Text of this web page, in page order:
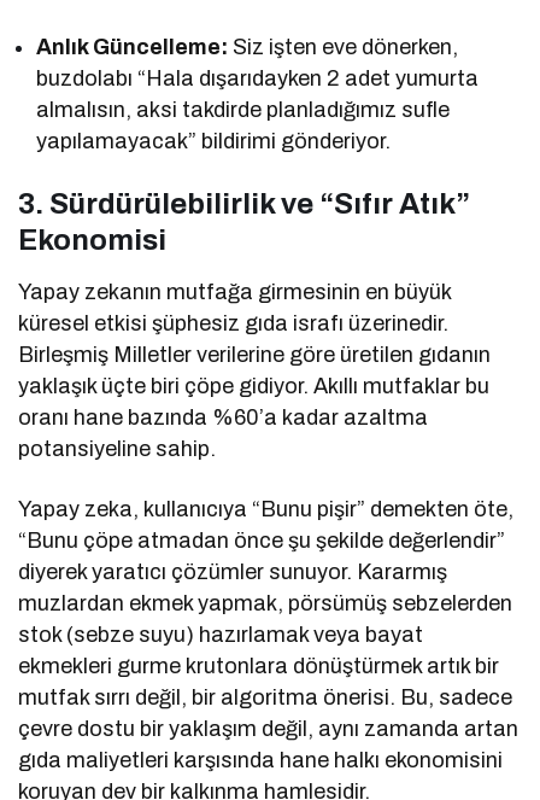
Anlık Güncelleme: Siz işten eve dönerken,
buzdolabı “Hala dışarıdayken 2 adet yumurta
almalısın, aksi takdirde planladığımız sufle
yapılamayacak” bildirimi gönderiyor.
3. Sürdürülebilirlik ve “Sıfır Atık”
Ekonomisi
Yapay zekanın mutfağa girmesinin en büyük
küresel etkisi şüphesiz gıda israfı üzerinedir.
Birleşmiş Milletler verilerine göre üretilen gıdanın
yaklaşık üçte biri çöpe gidiyor. Akıllı mutfaklar bu
oranı hane bazında %60’a kadar azaltma
potansiyeline sahip.
Yapay zeka, kullanıcıya “Bunu pişir” demekten öte,
“Bunu çöpe atmadan önce şu şekilde değerlendir”
diyerek yaratıcı çözümler sunuyor. Kararmış
muzlardan ekmek yapmak, pörsümüş sebzelerden
stok (sebze suyu) hazırlamak veya bayat
ekmekleri gurme krutonlara dönüştürmek artık bir
mutfak sırrı değil, bir algoritma önerisi. Bu, sadece
çevre dostu bir yaklaşım değil, aynı zamanda artan
gıda maliyetleri karşısında hane halkı ekonomisini
koruyan dev bir kalkınma hamlesidir.